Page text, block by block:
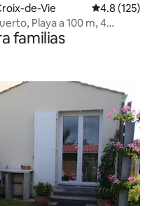
de-Vie Calificación
4.8 (125)
Playa a 100 m, 4
familias